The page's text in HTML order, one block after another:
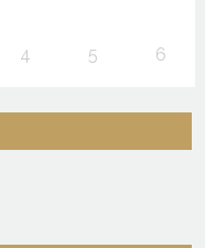
4 5 6